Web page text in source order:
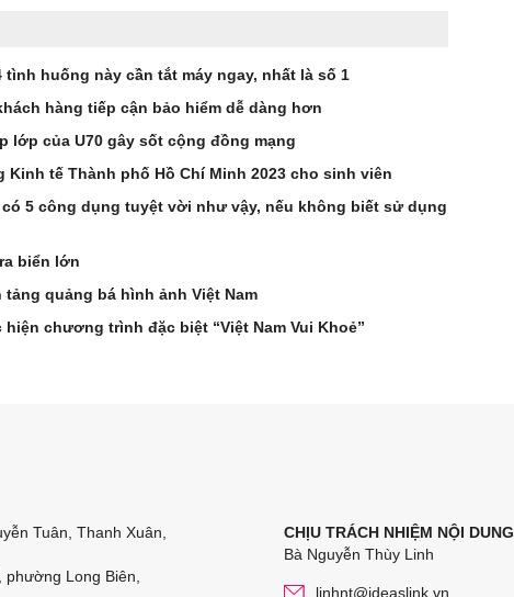
huống này cần tắt máy ngay, nhất là số 1
hàng tiếp cận bảo hiểm dễ dàng hơn
lớp của U70 gây sốt cộng đồng mạng
Kinh tế Thành phố Hồ Chí Minh 2023 cho sinh viên
5 công dụng tuyệt vời như vậy, nếu không biết sử dụng
biển lớn
quảng bá hình ảnh Việt Nam
chương trình đặc biệt “Việt Nam Vui Khoẻ”
Tuân, Thanh Xuân,
Long Biên,
CHỊU TRÁCH NHIỆM NỘI DUNG
Bà Nguyễn Thùy Linh
linhnt@ideaslink.vn